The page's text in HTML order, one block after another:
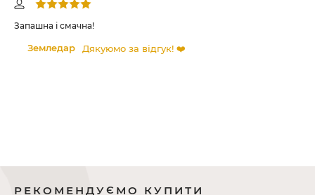
Запашна і смачна!
Земледар Дякуюмо за відгук! ❤️
РЕКОМЕНДУЄМО КУПИТИ